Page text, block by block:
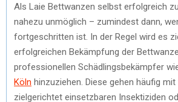
Als Laie Bettwanzen selbst erfolgreich
nahezu unmöglich – zumindest dann,
fortgeschritten ist. In der Regel wird es
erfolgreichen Bekämpfung der
professionellen Schädlingsbekämpfer
Köln hinzuziehen. Diese gehen häufig
zielgerichtet einsetzbaren Insektiziden